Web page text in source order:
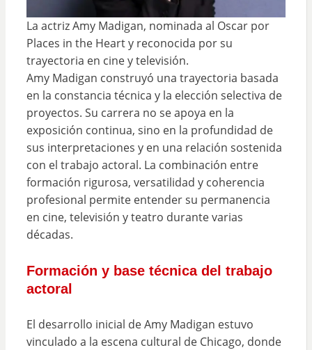
La actriz Amy Madigan, nominada al Oscar por
Places in the Heart y reconocida por su
trayectoria en cine y televisión.
Amy Madigan construyó una trayectoria basada
en la constancia técnica y la elección selectiva de
proyectos. Su carrera no se apoya en la
exposición continua, sino en la profundidad de
sus interpretaciones y en una relación sostenida
con el trabajo actoral. La combinación entre
formación rigurosa, versatilidad y coherencia
profesional permite entender su permanencia
en cine, televisión y teatro durante varias
décadas.
Formación y base técnica del trabajo
actoral
El desarrollo inicial de Amy Madigan estuvo
vinculado a la escena cultural de Chicago, donde